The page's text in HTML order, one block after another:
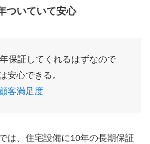
ついていて安心
保証してくれるはずなので
安心できる。
客満足度
は、住宅設備に10年の長期保証